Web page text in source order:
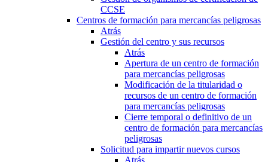
CCSE
Centros de formación para mercancías peligrosas
Atrás
Gestión del centro y sus recursos
Atrás
Apertura de un centro de formación
para mercancías peligrosas
Modificación de la titularidad o
recursos de un centro de formación
para mercancías peligrosas
Cierre temporal o definitivo de un
centro de formación para mercancías
peligrosas
Solicitud para impartir nuevos cursos